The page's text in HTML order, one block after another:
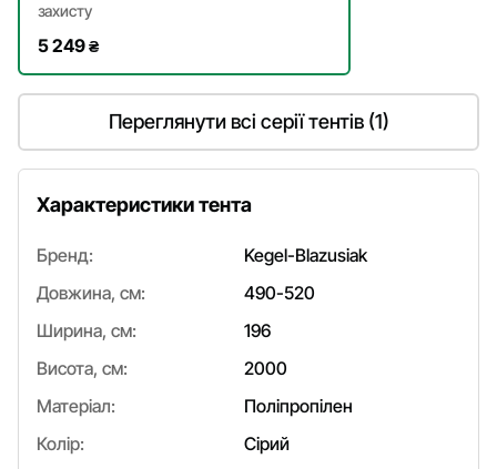
захисту
5 249₴
Переглянути всі серії тентів (1)
Характеристики тента
Бренд:
Kegel-Blazusiak
Довжина, см:
490-520
Ширина, см:
196
Висота, см:
2000
Матеріал:
Поліпропілен
Колір:
Сірий